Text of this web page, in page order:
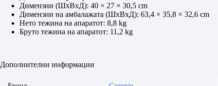
Димензии (ШxВxД): 40 × 27 × 30,5 cm
Димензии на амбалажата (ШxВxД): 63,4 × 35,8 × 32,6 cm
Нето тежина на апаратот: 8,8 kg
Бруто тежина на апаратот: 11,2 kg
Дополнителни информации